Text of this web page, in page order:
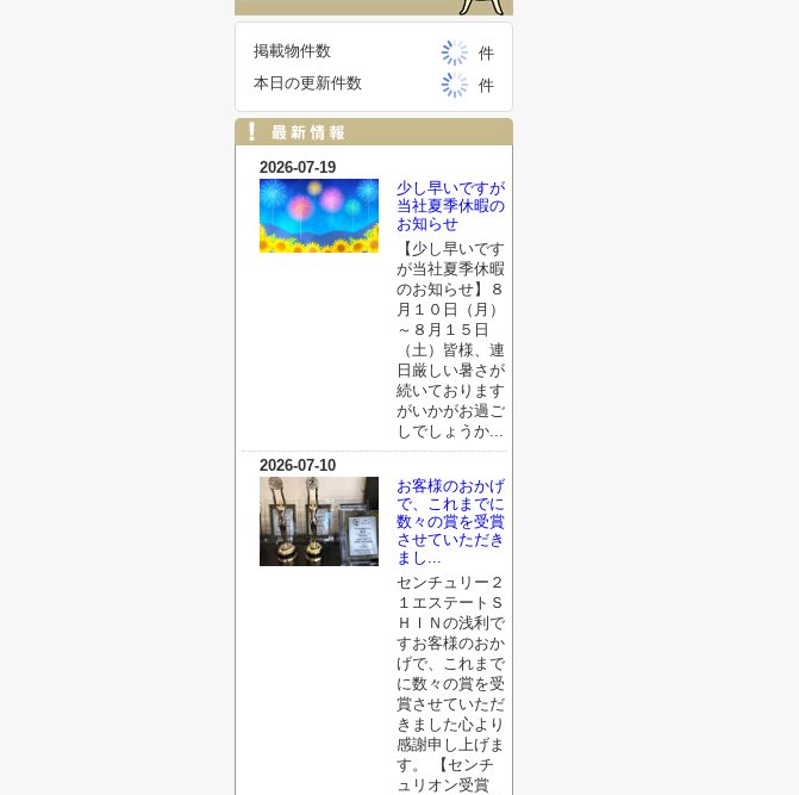
掲載物件数
件
本日の更新件数
件
2026-07-19
少し早いですが
当社夏季休暇の
お知らせ
【少し早いです
が当社夏季休暇
のお知らせ】８
月１０日（月）
～８月１５日
（土）皆様、連
日厳しい暑さが
続いております
がいかがお過ご
しでしょうか...
2026-07-10
お客様のおかげ
で、これまでに
数々の賞を受賞
させていただき
まし...
センチュリー２
１エステートＳ
ＨＩＮの浅利で
すお客様のおか
げで、これまで
に数々の賞を受
賞させていただ
きました心より
感謝申し上げま
す。 【センチ
ュリオン受賞